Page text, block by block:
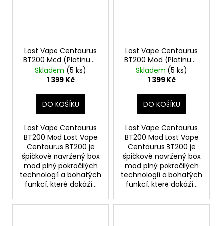
Lost Vape Centaurus
BT200 Mod (Platinum
Ridge)
Skladem (5 ks)
1 399 Kč
DO KOŠÍKU
Lost Vape Centaurus
BT200 Mod Lost Vape
Centaurus BT200 je
špičkově navržený box
mod plný pokročilých
technologií a bohatých
funkcí, které dokáží...
Lost Vape Centaurus
BT200 Mod (Platinum
Crest)
Skladem (5 ks)
1 399 Kč
DO KOŠÍKU
Lost Vape Centaurus
BT200 Mod Lost Vape
Centaurus BT200 je
špičkově navržený box
mod plný pokročilých
technologií a bohatých
funkcí, které dokáží...